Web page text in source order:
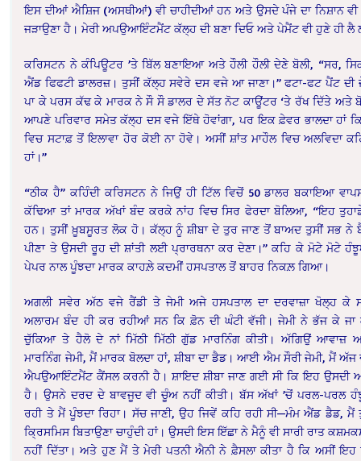
ਇਸ ਦੀਆਂ ਐਸ਼ਿਜ (ਅਸਥੀਆਂ) ਵੀ ਚਾਹੀਦੀਆਂ ਹਨ ਅਤੇ ਉਸਦੇ ਪੰਜੇ ਦਾ ਨਿਸ਼ਾਨ ਵੀ
ਜੜਾਉਣਾ ਹੈ। ਮੇਰੀ ਅਪਉਆਇੰਟਮੈਂਟ ਕੱਲ੍ਹ ਦੀ ਬਣਾ ਦਿਓ ਅਤੇ ਪੇਮੈਂਟ ਵੀ ਹੁਣੇ ਹੀ ਲੈ
ਕਰਿਸਟਨ ਨੇ ਕੰਪਿਊਟਰ ’ਤੇ ਬਿੱਲ ਬਣਾਇਆ ਅਤੇ ਹੌਲੀ ਹੌਲੀ ਦੇਣੇ ਬੋਲੀ, “ਸਰ,
ਐਂਡ ਫਿਫਟੀ ਡਾਲਰਜ਼। ਤੁਸੀਂ ਕੱਲ੍ਹ ਸਵੇਰੇ ਦਸ ਵਜੇ ਆ ਜਾਣਾ।” ਫਟਾ-ਫਟ ਪੈਂਟ ਦੀ
ਪਾ ਕੇ ਪਰਸ ਕੱਢ ਕੇ ਮਾਰਕ ਨੇ ਸੌ ਸੌ ਡਾਲਰ ਦੇ ਸੱਤ ਨੋਟ ਕਾਊਂਟਰ ‘ਤੇ ਰੱਖ ਦਿੱਤੇ ਅਤੇ
ਆਪਣੇ ਪਰਿਵਾਰ ਸਮੇਤ ਕੱਲ੍ਹ ਦਸ ਵਜੇ ਇੱਥੇ ਹੋਵਾਂਗਾ, ਪਰ ਇਕ ਫ਼ੇਵਰ ਭਾਲਦਾ ਹਾਂ
ਵਿਚ ਸਟਾਫ਼ ਤੋਂ ਇਲਾਵਾ ਹੋਰ ਕੋਈ ਨਾ ਹੋਵੇ। ਅਸੀਂ ਸ਼ਾਂਤ ਮਾਹੌਲ ਵਿਚ ਅਲਵਿਦਾ
ਹਾਂ।”
“ਠੀਕ ਹੈ” ਕਹਿੰਦੀ ਕਰਿਸਟਨ ਨੇ ਜਿਉਂ ਹੀ ਟਿੱਲ ਵਿਚੋਂ 50 ਡਾਲਰ ਬਕਾਇਆ
ਕੱਢਿਆ ਤਾਂ ਮਾਰਕ ਅੱਖਾਂ ਬੰਦ ਕਰਕੇ ਨਾਂਹ ਵਿਚ ਸਿਰ ਫੇਰਦਾ ਬੋਲਿਆ, “ਇਹ
ਹਨ। ਤੁਸੀਂ ਖ਼ੂਬਸੂਰਤ ਲੋਕ ਹੋ। ਕੱਲ੍ਹ ਨੂੰ ਸ਼ੀਬਾ ਦੇ ਤੁਰ ਜਾਣ ਤੋਂ ਬਾਅਦ ਤੁਸੀਂ ਸਭ ਨੇ
ਪੀਣਾ ਤੇ ਉਸਦੀ ਰੂਹ ਦੀ ਸ਼ਾਂਤੀ ਲਈ ਪ੍ਰਾਰਥਨਾ ਕਰ ਦੇਣਾ।” ਕਹਿ ਕੇ ਮੋਟੇ ਮੋਟੇ
ਪੇਪਰ ਨਾਲ ਪੂੰਝਦਾ ਮਾਰਕ ਕਾਹਲ਼ੇ ਕਦਮੀਂ ਹਸਪਤਾਲ ਤੋਂ ਬਾਹਰ ਨਿਕਲ਼ ਗਿਆ।
ਅਗਲੀ ਸਵੇਰ ਅੱਠ ਵਜੇ ਰੈਂਡੀ ਤੇ ਜੇਮੀ ਅਜੇ ਹਸਪਤਾਲ ਦਾ ਦਰਵਾਜ਼ਾ ਖੋਲ੍ਹ ਕੇ
ਅਲਾਰਮ ਬੰਦ ਹੀ ਕਰ ਰਹੀਆਂ ਸਨ ਕਿ ਫ਼ੋਨ ਦੀ ਘੰਟੀ ਵੱਜੀ। ਜੇਮੀ ਨੇ ਭੱਜ ਕੇ ਜਾ
ਚੁੱਕਿਆ ਤੇ ਹੈਲੋ ਦੇ ਨਾਂ ਮਿੱਠੀ ਮਿੱਠੀ ਗੁੱਡ ਮਾਰਨਿੰਗ ਕੀਤੀ। ਅੱਗਿਉਂ ਆਵਾਜ਼
ਮਾਰਨਿੰਗ ਜੇਮੀ, ਮੈਂ ਮਾਰਕ ਬੋਲਦਾ ਹਾਂ, ਸ਼ੀਬਾ ਦਾ ਡੈਡ। ਆਈ ਐਮ ਸੌਰੀ ਜੇਮੀ, ਮੈਂ ਅੱਜ
ਐਪਉਆਇੰਟਮੈਂਟ ਕੈਂਸਲ ਕਰਨੀ ਹੈ। ਸ਼ਾਇਦ ਸ਼ੀਬਾ ਜਾਣ ਗਈ ਸੀ ਕਿ ਇਹ ਉਸਦੀ
ਹੈ। ਉਸਨੇ ਦਰਦ ਦੇ ਬਾਵਜੂਦ ਵੀ ਚੂੰਅ ਨਹੀਂ ਕੀਤੀ। ਬੱਸ ਅੱਖਾਂ ’ਚੋਂ ਪਰਲ-ਪਰਲ
ਰਹੀ ਤੇ ਮੈਂ ਪੂੰਝਦਾ ਰਿਹਾ। ਸੱਚ ਜਾਣੀ, ਉਹ ਜਿਵੇਂ ਕਹਿ ਰਹੀ ਸੀ—ਮੰਮ ਐਂਡ ਡੈਡ, ਮੈਂ
ਕ੍ਰਿਸਮਿਸ ਬਿਤਾਉਣਾ ਚਾਹੁੰਦੀ ਹਾਂ। ਉਸਦੀ ਇਸ ਇੱਛਾ ਨੇ ਮੈਨੂੰ ਵੀ ਸਾਰੀ ਰਾਤ
ਨਹੀਂ ਦਿੱਤਾ। ਅਤੇ ਹੁਣ ਮੈਂ ਤੇ ਮੇਰੀ ਪਤਨੀ ਐਨੀ ਨੇ ਫ਼ੈਸਲਾ ਕੀਤਾ ਹੈ ਕਿ ਅਸੀਂ ਇਹ